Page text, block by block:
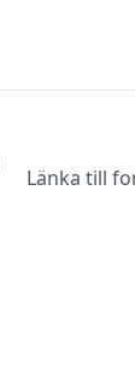
Länka till